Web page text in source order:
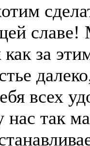
за
всех
нас так